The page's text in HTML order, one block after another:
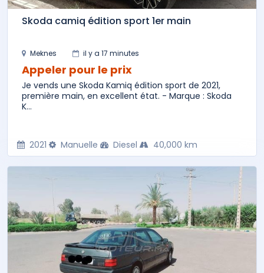
Skoda camiq édition sport 1er main
Meknes il y a 17 minutes
Appeler pour le prix
Je vends une Skoda Kamiq édition sport de 2021,
première main, en excellent état. - Marque : Skoda
K...
2021 Manuelle Diesel 40,000 km